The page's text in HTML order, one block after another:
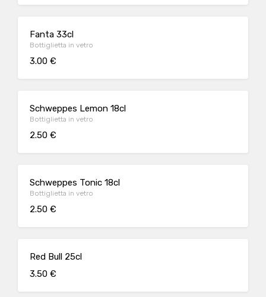
Fanta 33cl
Bottiglietta in vetro
3.00 €
Schweppes Lemon 18cl
Bottiglietta in vetro
2.50 €
Schweppes Tonic 18cl
Bottiglietta in vetro
2.50 €
Red Bull 25cl
3.50 €